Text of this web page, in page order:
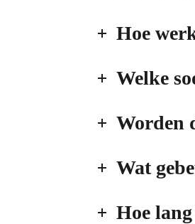
Hoe
Welke
Worden
Wat
Hoe